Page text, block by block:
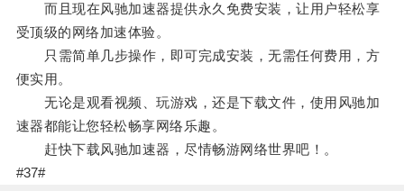
而且现在风驰加速器提供永久免费安装，让用户轻松享
受顶级的网络加速体验。
只需简单几步操作，即可完成安装，无需任何费用，方
便实用。
无论是观看视频、玩游戏，还是下载文件，使用风驰加
速器都能让您轻松畅享网络乐趣。
赶快下载风驰加速器，尽情畅游网络世界吧！。
#37#